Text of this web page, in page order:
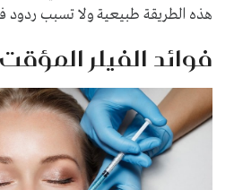
هذه الطريقة طبيعية ولا تسبب ردود
فوائد الفيلر المؤقت